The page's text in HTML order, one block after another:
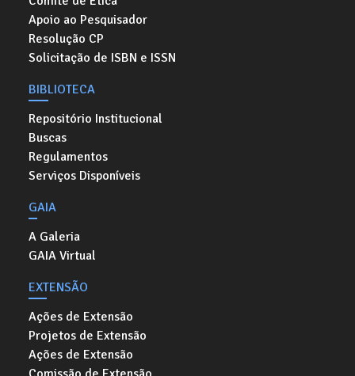
Apoio ao Pesquisador
Resolução CP
Solicitação de ISBN e ISSN
BIBLIOTECA
Repositório Institucional
Buscas
Regulamentos
Serviços Disponíveis
GAIA
A Galeria
GAIA Virtual
EXTENSÃO
Ações de Extensão
Projetos de Extensão
Ações de Extensão